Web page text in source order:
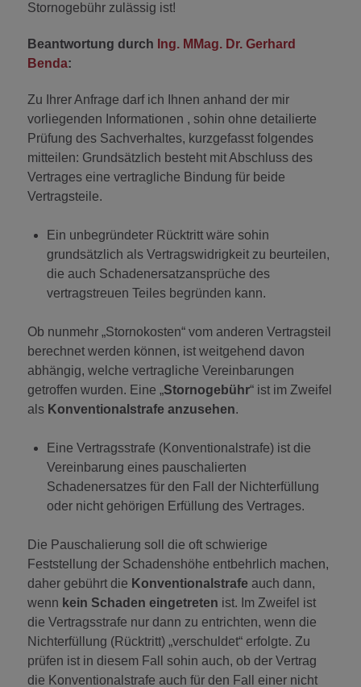
Stornogebühr zulässig ist!
Beantwortung durch Ing. MMag. Dr. Gerhard
Benda:
Zu Ihrer Anfrage darf ich Ihnen anhand der mir
vorliegenden Informationen , sohin ohne detailierte
Prüfung des Sachverhaltes, kurzgefasst folgendes
mitteilen: Grundsätzlich besteht mit Abschluss des
Vertrages eine vertragliche Bindung für beide
Vertragsteile.
Ein unbegründeter Rücktritt wäre sohin
grundsätzlich als Vertragswidrigkeit zu beurteilen,
die auch Schadenersatzansprüche des
vertragstreuen Teiles begründen kann.
Ob nunmehr „Stornokosten“ vom anderen Vertragsteil
berechnet werden können, ist weitgehend davon
abhängig, welche vertragliche Vereinbarungen
getroffen wurden. Eine „Stornogebühr“ ist im Zweifel
als Konventionalstrafe anzusehen.
Eine Vertragsstrafe (Konventionalstrafe) ist die
Vereinbarung eines pauschalierten
Schadenersatzes für den Fall der Nichterfüllung
oder nicht gehörigen Erfüllung des Vertrages.
Die Pauschalierung soll die oft schwierige
Feststellung der Schadenshöhe entbehrlich machen,
daher gebührt die Konventionalstrafe auch dann,
wenn kein Schaden eingetreten ist. Im Zweifel ist
die Vertragsstrafe nur dann zu entrichten, wenn die
Nichterfüllung (Rücktritt) „verschuldet“ erfolgte. Zu
prüfen ist in diesem Fall sohin auch, ob der Vertrag
die Konventionalstrafe auch für den Fall einer nicht